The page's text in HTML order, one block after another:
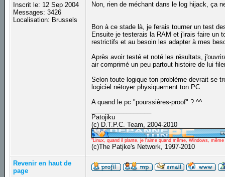
Inscrit le: 12 Sep 2004
Messages: 3426
Localisation: Brussels
Non, rien de méchant dans le log hijack, ça
Bon à ce stade là, je ferais tourner un test
Ensuite je testerais la RAM et j'irais faire un
restrictifs et au besoin les adapter à mes
Après avoir testé et noté les résultats,
air comprimé un peu partout histoire de lui
Selon toute logique ton problème devrait se
logiciel nétoyer physiquement ton PC...
A quand le pc "pourssières-proof" ? ^^
Patojiku
(c) D.T.P.C. Team, 2004-2010
"Linux, quand il plante, je l'aime quand même, Windows,
(c)The Patjke's Network, 1997-2010
Revenir en haut de
page